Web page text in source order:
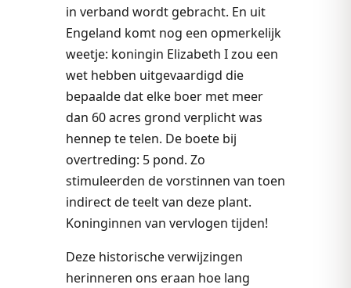
in verband wordt gebracht. En uit
Engeland komt nog een opmerkelijk
weetje: koningin Elizabeth I zou een
wet hebben uitgevaardigd die
bepaalde dat elke boer met meer
dan 60 acres grond verplicht was
hennep te telen. De boete bij
overtreding: 5 pond. Zo
stimuleerden de vorstinnen van toen
indirect de teelt van deze plant.
Koninginnen van vervlogen tijden!
Deze historische verwijzingen
herinneren ons eraan hoe lang